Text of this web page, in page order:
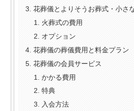
花葬儀とよりそうお葬式・小さ
火葬式の費用
オプション
花葬儀の葬儀費用と料金プラン
花葬儀の会員サービス
かかる費用
特典
入会方法